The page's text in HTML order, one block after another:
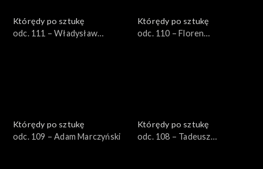
Którędy po sztukę
odc. 111 – Władysław
Którędy po sztukę
odc. 110 – Floren
Którędy po sztukę
odc. 109 – Adam Marczyński
Którędy po sztukę
odc. 108 – Tadeusz